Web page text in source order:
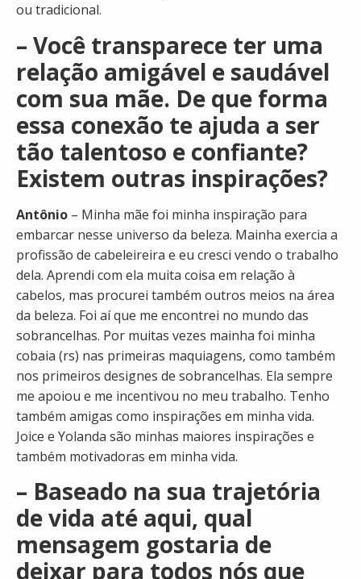
ou tradicional.
– Você transparece ter uma
relação amigável e saudável
com sua mãe. De que forma
essa conexão te ajuda a ser
tão talentoso e confiante?
Existem outras inspirações?
Antônio – Minha mãe foi minha inspiração para
embarcar nesse universo da beleza. Mainha exercia a
profissão de cabeleireira e eu cresci vendo o trabalho
dela. Aprendi com ela muita coisa em relação à
cabelos, mas procurei também outros meios na área
da beleza. Foi aí que me encontrei no mundo das
sobrancelhas. Por muitas vezes mainha foi minha
cobaia (rs) nas primeiras maquiagens, como também
nos primeiros designes de sobrancelhas. Ela sempre
me apoiou e me incentivou no meu trabalho. Tenho
também amigas como inspirações em minha vida.
Joice e Yolanda são minhas maiores inspirações e
também motivadoras em minha vida.
– Baseado na sua trajetória
de vida até aqui, qual
mensagem gostaria de
deixar para todos nós que